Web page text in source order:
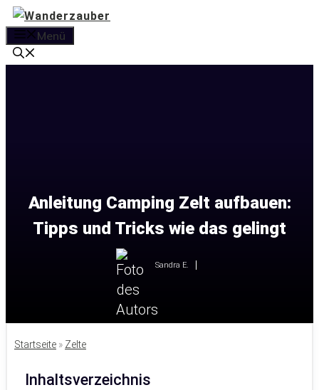
Zum
Inhalt
springen
Menü
Anleitung Camping Zelt aufbauen:
Tipps und Tricks wie das gelingt
Sandra E.
Startseite » Zelte
Inhaltsverzeichnis